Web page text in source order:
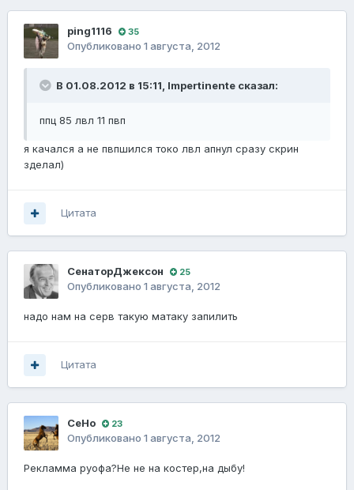
ping1116 35
Опубликовано 1 августа, 2012
В 01.08.2012 в 15:11, Impertinente сказал:
ппц 85 лвл 11 пвп
я качался а не пвпшился токо лвл апнул сразу скрин
зделал)
Цитата
СенаторДжексон 25
Опубликовано 1 августа, 2012
надо нам на серв такую матаку запилить
Цитата
CeHo 23
Опубликовано 1 августа, 2012
Рекламма руофа?Не не на костер,на дыбу!